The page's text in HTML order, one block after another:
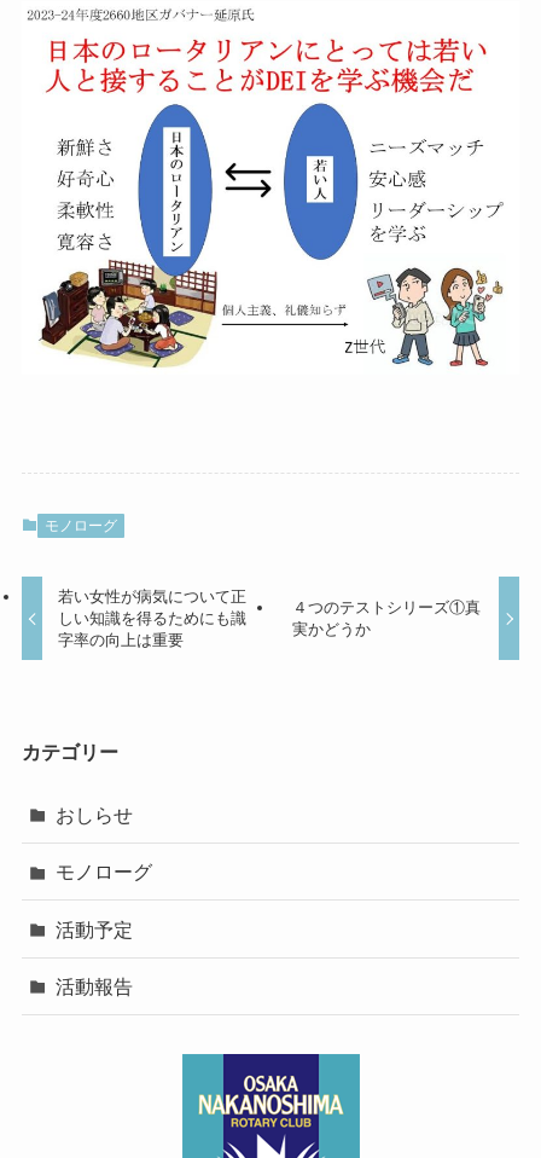
モノローグ
若い女性が病気について正
しい知識を得るためにも識
字率の向上は重要
４つのテストシリーズ①真
実かどうか
カテゴリー
おしらせ
モノローグ
活動予定
活動報告